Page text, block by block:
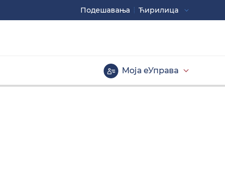
Моја еУправа
Ћирилица
Подешавaња
Велика слова